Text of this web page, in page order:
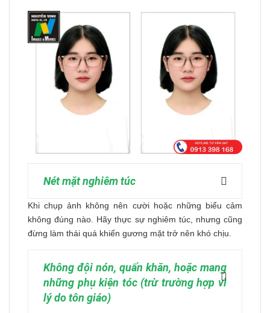
Nét mặt nghiêm túc
Khi chụp ảnh không nên cười hoặc những biểu cảm
không đúng nào. Hãy thực sự nghiêm túc, nhưng cũng
đừng làm thái quá khiến gương mặt trở nên khó chịu.
Không đội nón, quấn khăn, hoặc mang
những phụ kiện tóc (trừ trường hợp vì
lý do tôn giáo)